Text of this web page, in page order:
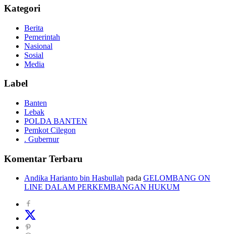
Kategori
Berita
Pemerintah
Nasional
Sosial
Media
Label
Banten
Lebak
POLDA BANTEN
Pemkot Cilegon
. Gubernur
Komentar Terbaru
Andika Harianto bin Hasbullah pada GELOMBANG ON
LINE DALAM PERKEMBANGAN HUKUM